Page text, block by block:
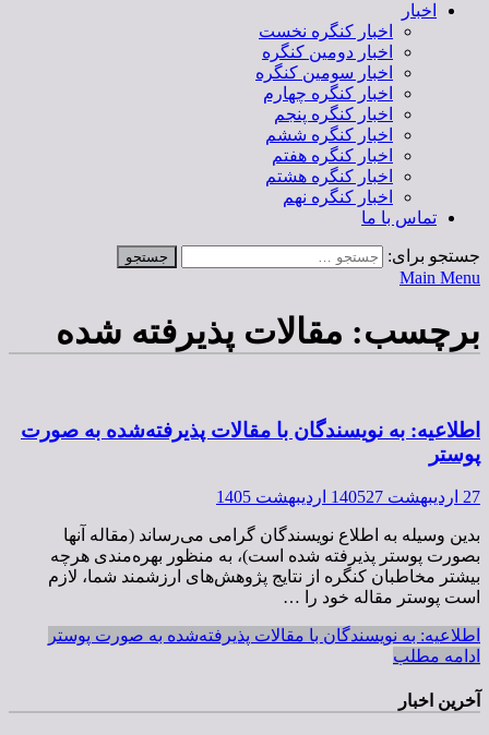
اخبار
اخبار کنگره نخست
اخبار دومین کنگره
اخبار سومین کنگره
اخبار کنگره چهارم
اخبار کنگره پنجم
اخبار کنگره ششم
اخبار کنگره هفتم
اخبار کنگره هشتم
اخبار کنگره نهم
تماس با ما
جستجو برای:
Main Menu
برچسب: مقالات پذیرفته شده
اطلاعیه: به نویسندگان با مقالات پذیرفته‌شده به صورت
پوستر
27 اردیبهشت 1405 27 اردیبهشت 1405
بدین وسیله به اطلاع نویسندگان گرامی می‌رساند (مقاله آنها
بصورت پوستر پذیرفته شده است)، به منظور بهره‌مندی هرچه
بیشتر مخاطبان کنگره از نتایج پژوهش‌های ارزشمند شما، لازم
است پوستر مقاله خود را …
اطلاعیه: به نویسندگان با مقالات پذیرفته‌شده به صورت پوستر
ادامه مطلب
آخرین اخبار